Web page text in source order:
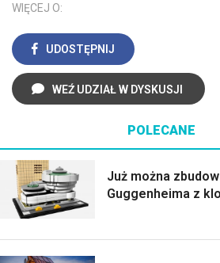
WIĘCEJ O:
UDOSTĘPNIJ
WEŹ UDZIAŁ W DYSKUSJI
POLECANE
Już można
Guggenheima z